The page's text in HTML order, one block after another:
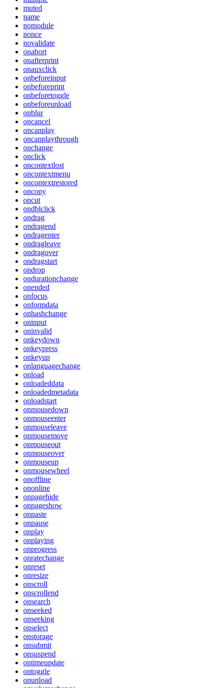
muted
name
nomodule
nonce
novalidate
onabort
onafterprint
onauxclick
onbeforeinput
onbeforeprint
onbeforetoggle
onbeforeunload
onblur
oncancel
oncanplay
oncanplaythrough
onchange
onclick
oncontextlost
oncontextmenu
oncontextrestored
oncopy
oncut
ondblclick
ondrag
ondragend
ondragenter
ondragleave
ondragover
ondragstart
ondrop
ondurationchange
onended
onfocus
onformdata
onhashchange
oninput
oninvalid
onkeydown
onkeypress
onkeyup
onlanguagechange
onload
onloadeddata
onloadedmetadata
onloadstart
onmousedown
onmouseenter
onmouseleave
onmousemove
onmouseout
onmouseover
onmouseup
onmousewheel
onoffline
ononline
onpagehide
onpageshow
onpaste
onpause
onplay
onplaying
onprogress
onratechange
onreset
onresize
onscroll
onscrollend
onsearch
onseeked
onseeking
onselect
onstorage
onsubmit
onsuspend
ontimeupdate
ontoggle
onunload